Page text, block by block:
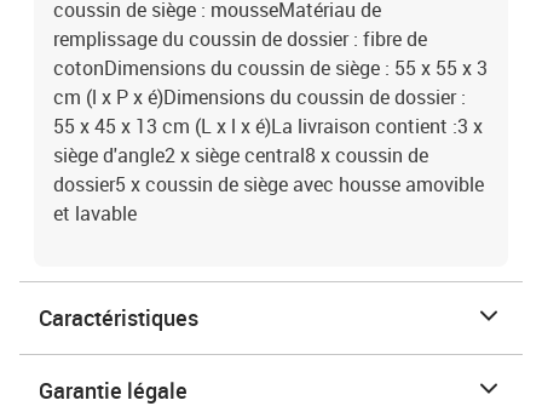
coussin de siège : mousseMatériau de
remplissage du coussin de dossier : fibre de
cotonDimensions du coussin de siège : 55 x 55 x 3
cm (l x P x é)Dimensions du coussin de dossier :
55 x 45 x 13 cm (L x l x é)La livraison contient :3 x
siège d'angle2 x siège central8 x coussin de
dossier5 x coussin de siège avec housse amovible
et lavable
Caractéristiques
Garantie légale